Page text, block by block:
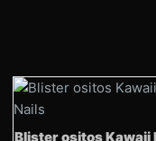
Blister ositos Kawaii